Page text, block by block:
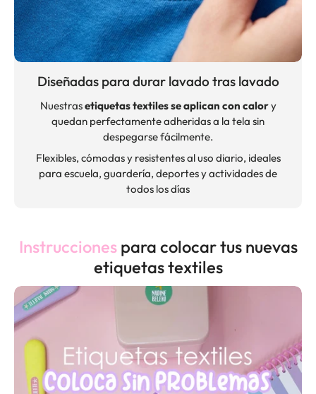
Diseñadas para durar lavado tras lavado
Nuestrasetiquetas textiles se aplican con calory
quedan perfectamente adheridas a la tela sin
despegarse fácilmente.
Flexibles, cómodas y resistentes al uso diario, ideales
para escuela, guardería, deportes y actividades de
todos los días
Instruccionespara colocar tus nuevas
etiquetas textiles